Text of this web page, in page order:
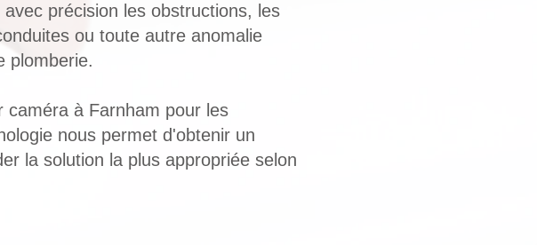
précision les obstructions, les
ou toute autre anomalie
plomberie.
caméra à Farnham pour les
nous permet d'obtenir un
la solution la plus appropriée selon